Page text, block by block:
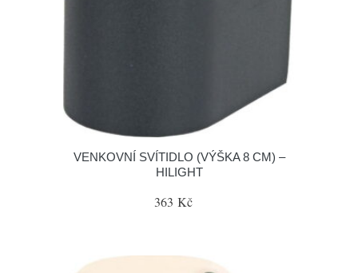
VENKOVNÍ SVÍTIDLO (VÝŠKA 8 CM) –
HILIGHT
363 Kč